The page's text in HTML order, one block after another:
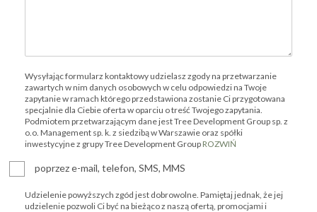
Wysyłając formularz kontaktowy udzielasz zgody na przetwarzanie
zawartych w nim danych osobowych w celu odpowiedzi na Twoje
zapytanie w ramach którego przedstawiona zostanie Ci przygotowana
specjalnie dla Ciebie oferta w oparciu o treść Twojego zapytania.
Podmiotem przetwarzającym dane jest Tree Development Group sp. z
o.o. Management sp. k. z siedzibą w Warszawie oraz spółki
inwestycyjne z grupy Tree Development Group ROZWIŃ
poprzez e-mail, telefon, SMS, MMS
Udzielenie powyższych zgód jest dobrowolne. Pamiętaj jednak, że jej
udzielenie pozwoli Ci być na bieżąco z naszą ofertą, promocjami i